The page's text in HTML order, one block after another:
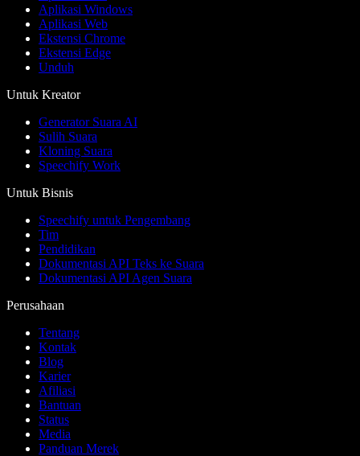
Aplikasi Windows
Aplikasi Web
Ekstensi Chrome
Ekstensi Edge
Unduh
Untuk Kreator
Generator Suara AI
Sulih Suara
Kloning Suara
Speechify Work
Untuk Bisnis
Speechify untuk Pengembang
Tim
Pendidikan
Dokumentasi API Teks ke Suara
Dokumentasi API Agen Suara
Perusahaan
Tentang
Kontak
Blog
Karier
Afiliasi
Bantuan
Status
Media
Panduan Merek